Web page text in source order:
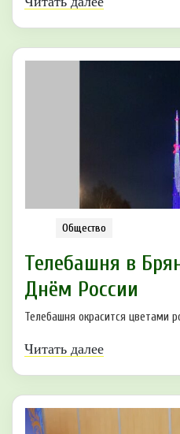
Общество
Телебашня в
Днём Рoссии
Телебашня окрасится цветами
Читать далее